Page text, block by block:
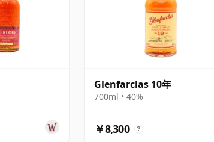
Glenfarclas 10年
700ml • 40%
￥8,300 ?